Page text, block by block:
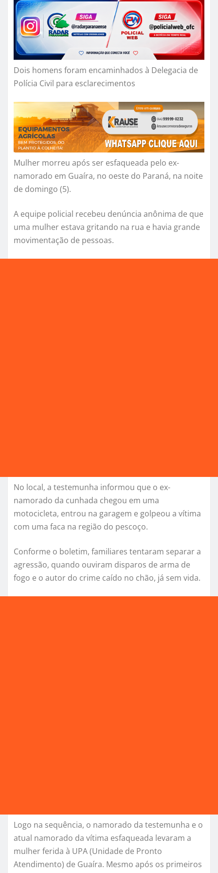
Dois homens foram encaminhados à Delegacia de
Polícia Civil para esclarecimentos
Mulher morreu após ser esfaqueada pelo ex-
namorado em Guaíra, no oeste do Paraná, na noite
de domingo (5).
A equipe policial recebeu denúncia anônima de que
uma mulher estava gritando na rua e havia grande
movimentação de pessoas.
No local, a testemunha informou que o ex-
namorado da cunhada chegou em uma
motocicleta, entrou na garagem e golpeou a vítima
com uma faca na região do pescoço.
Conforme o boletim, familiares tentaram separar a
agressão, quando ouviram disparos de arma de
fogo e o autor do crime caído no chão, já sem vida.
Logo na sequência, o namorado da testemunha e o
atual namorado da vítima esfaqueada levaram a
mulher ferida à UPA (Unidade de Pronto
Atendimento) de Guaíra. Mesmo após os primeiros